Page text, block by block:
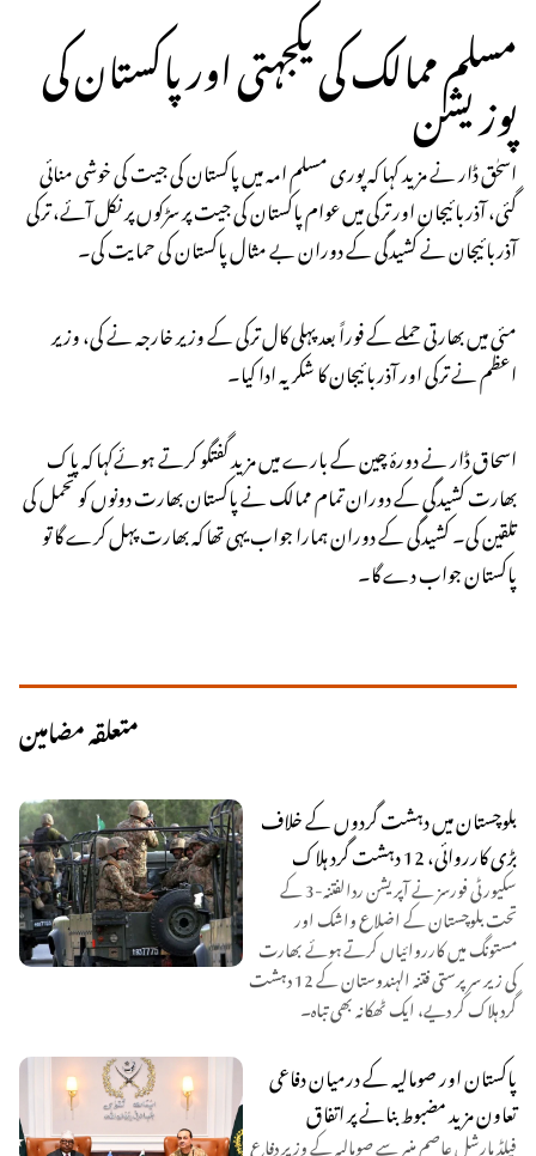
مسلم ممالک کی یکجہتی اور پاکستان کی
پوزیشن
اسحٰق ڈار نے مزید کہا کہ پوری مسلم امہ میں پاکستان کی جیت کی خوشی منائی
گئی، آذربائیجان اور ترکی میں عوام پاکستان کی جیت پر سڑکوں پر نکل آئے، ترکی
آذربائیجان نے کشیدگی کے دوران بے مثال پاکستان کی حمایت کی۔
مئی میں بھارتی حملے کے فوراً بعد پہلی کال ترکی کے وزیر خارجہ نے کی، وزیر
اعظم نے ترکی اور آذربائیجان کا شکریہ ادا کیا۔
اسحاق ڈار نے دورۂ چین کے بارے میں مزید گفتگو کرتے ہوئےکہا کہ پاک
بھارت کشیدگی کے دوران تمام ممالک نے پاکستان بھارت دونوں کو تحمل کی
تلقین کی۔ کشیدگی کے دوران ہمارا جواب یہی تھا کہ بھارت پہل کرے گا تو
پاکستان جواب دے گا۔
متعلقہ مضامین
بلوچستان میں دہشت گردوں کے خلاف
بڑی کارروائی، 12 دہشت گرد ہلاک
سکیورٹی فورسز نے آپریشن ردالفتنہ-3 کے
تحت بلوچستان کے اضلاع واشک اور
مستونگ میں کارروائیاں کرتے ہوئے بھارت
کی زیر سرپرستی فتنہ الہندوستان کے 12 دہشت
گرد ہلاک کر دیے، ایک ٹھکانہ بھی تباہ۔
پاکستان اور صومالیہ کے درمیان دفاعی
تعاون مزید مضبوط بنانے پر اتفاق
فیلڈ مارشل عاصم منیر سے صومالیہ کے وزیر دفاع